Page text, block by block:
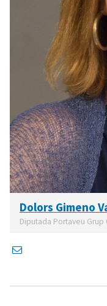
Dolors Gimeno
Diputada Portaveu